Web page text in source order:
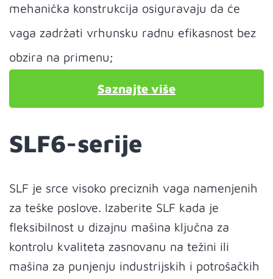
mehanička konstrukcija osiguravaju da će
vaga zadržati vrhunsku radnu efikasnost bez
obzira na primenu;
Saznajte više
SLF6-serije
SLF je srce visoko preciznih vaga namenjenih
za teške poslove. Izaberite SLF kada je
fleksibilnost u dizajnu mašina ključna za
kontrolu kvaliteta zasnovanu na težini ili
mašina za punjenju industrijskih i potrošačkih